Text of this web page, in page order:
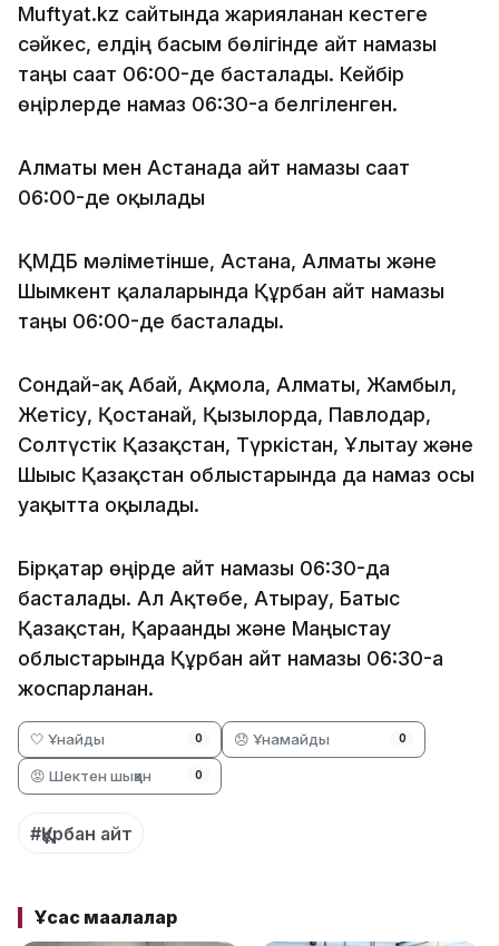
Muftyat.kz сайтында жарияланған кестеге
сәйкес, елдің басым бөлігінде айт намазы
таңғы сағат 06:00-де басталады. Кейбір
өңірлерде намаз 06:30-ға белгіленген.
Алматы мен Астанада айт намазы сағат
06:00-де оқылады
ҚМДБ мәліметінше, Астана, Алматы және
Шымкент қалаларында Құрбан айт намазы
таңғы 06:00-де басталады.
Сондай-ақ Абай, Ақмола, Алматы, Жамбыл,
Жетісу, Қостанай, Қызылорда, Павлодар,
Солтүстік Қазақстан, Түркістан, Ұлытау және
Шығыс Қазақстан облыстарында да намаз осы
уақытта оқылады.
Бірқатар өңірде айт намазы 06:30-да
басталады. Ал Ақтөбе, Атырау, Батыс
Қазақстан, Қарағанды және Маңғыстау
облыстарында Құрбан айт намазы 06:30-ға
жоспарланған.
🤍 Ұнайды 0 😞 Ұнамайды 0
😡 Шектен шыққан 0
#Құрбан айт
Ұқсас мақалалар